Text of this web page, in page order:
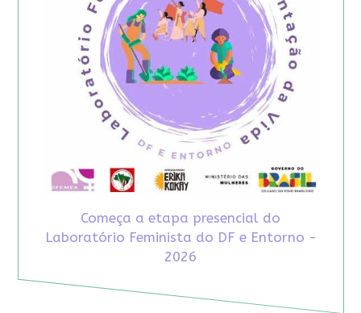
Começa a etapa presencial do
Laboratório Feminista do DF e Entorno -
2026